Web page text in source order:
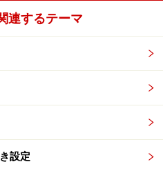
ック
によります。今回ガイドが
連するテーマ
設定